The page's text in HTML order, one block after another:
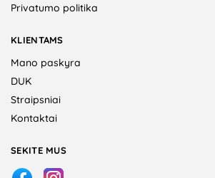
Privatumo politika
KLIENTAMS
Mano paskyra
DUK
Straipsniai
Kontaktai
SEKITE MUS